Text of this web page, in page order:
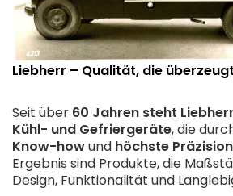
Liebherr – Qualität, die überzeugt
Seit über 60 Jahren steht Liebherr
Kühl- und Gefriergeräte, die
Know-howund höchste Präzision
Ergebnis sind Produkte, die
Design, Funktionalität und